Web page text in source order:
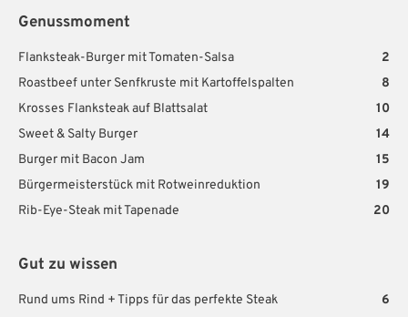
Genussmoment
Flanksteak-Burger mit Tomaten-Salsa
2
Roastbeef unter Senfkruste mit Kartoffelspalten
8
Krosses Flanksteak auf Blattsalat
10
Sweet & Salty Burger
14
Burger mit Bacon Jam
15
Bürgermeisterstück mit Rotweinreduktion
19
Rib-Eye-Steak mit Tapenade
20
Gut zu wissen
Rund ums Rind + Tipps für das perfekte Steak
6